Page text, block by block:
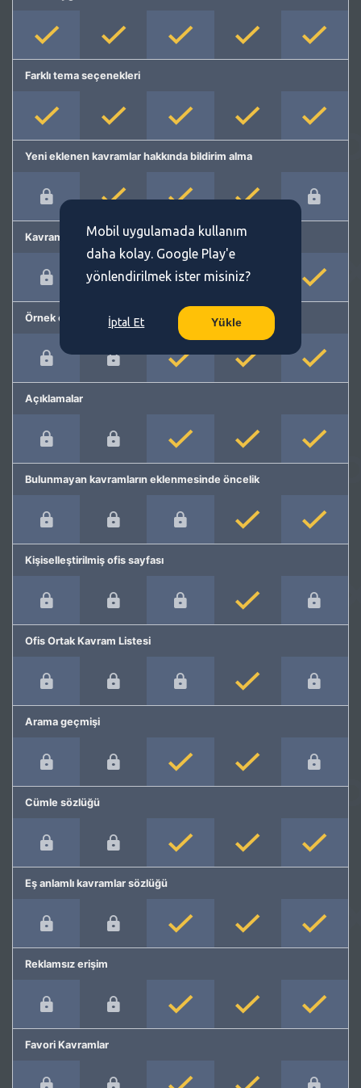
Farklı tema seçenekleri
Yeni eklenen kavramlar hakkında bildirim alma
Kavram önerme
Örnek cümleler
Açıklamalar
Bulunmayan kavramların eklenmesinde öncelik
Kişiselleştirilmiş ofis sayfası
Ofis Ortak Kavram Listesi
Arama geçmişi
Cümle sözlüğü
Eş anlamlı kavramlar sözlüğü
Reklamsız erişim
Favori Kavramlar
Mobil uygulamada kullanım
daha kolay. Google Play'e
yönlendirilmek ister misiniz?
İptal Et Yükle